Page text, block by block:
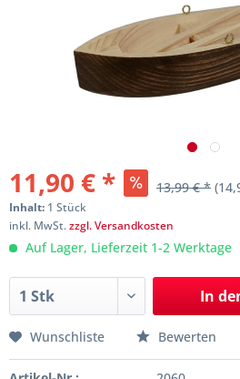
11,90 € * 13,99 € *
Inhalt: 1 Stück
inkl. MwSt.zzgl. Versandkosten
Auf Lager, Lieferzeit 1-2 Werktage
In
Wunschliste Bewerten